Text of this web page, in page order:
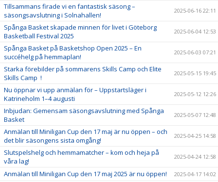
Tillsammans firade vi en fantastisk säsong –
säsongsavslutning i Solnahallen!
2025-06-16 22:11
Spånga Basket skapade minnen för livet i Göteborg
Basketball Festival 2025
2025-06-04 12:53
Spånga Basket på Basketshop Open 2025 – En
succéhelg på hemmaplan!
2025-06-03 07:21
Starka förebilder på sommarens Skills Camp och Elite
Skills Camp !
2025-05-15 19:45
Nu öppnar vi upp anmälan för – Uppstartsläger i
Katrineholm 1–4 augusti
2025-05-12 12:26
Inbjudan: Gemensam säsongsavslutning med Spånga
Basket
2025-05-07 12:48
Anmälan till Miniligan Cup den 17 maj är nu öppen – och
det blir säsongens sista omgång!
2025-04-25 14:58
Slutspelshelg och hemmamatcher – kom och heja på
våra lag!
2025-04-24 12:58
Anmälan till Miniligan Cup den 17 maj 2025 är nu öppen! 2025-04-17 14:02